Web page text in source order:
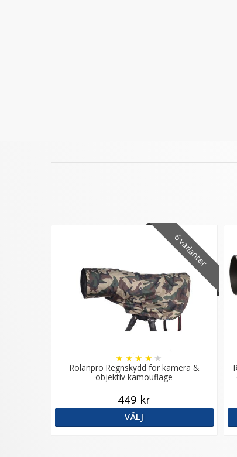
6 varianter
Rolanpro Regnskydd för kamera &
objektiv kamouflage
★ ★ ★ ★ ★
449 kr
VÄLJ